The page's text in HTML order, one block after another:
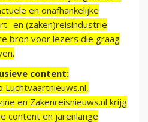
en onafhankelijke
en (zaken)reisindustrie
bron voor lezers die graag
content:
en Zakenreisnieuws.nl krijg
content en jarenlange